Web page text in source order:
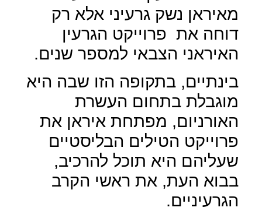
מאיראן נשק גרעיני אלא רק
דוחה את פרוייקט הגרעין
האיראני הצבאי למספר שנים.
בינתיים, בתקופה הזו שבה היא
מוגבלת בתחום העשרת
האורניום, מפתחת איראן את
פרוייקט הטילים הבליסטיים
שעליהם היא תוכל להרכיב,
בבוא העת, את ראשי הקרב
הגרעיניים.